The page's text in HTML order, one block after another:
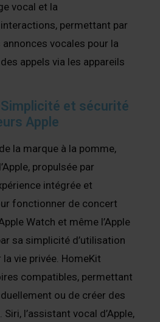
vocal et la
permettant par
vocales pour la
appels via les appareils
et sécurité
Apple
la marque à la pomme,
propulsée par
intégrée et
fonctionner de concert
Watch et même l’Apple
sa simplicité d’utilisation
vie privée. HomeKit
compatibles, permettant
ou de créer des
l’assistant vocal d’Apple,